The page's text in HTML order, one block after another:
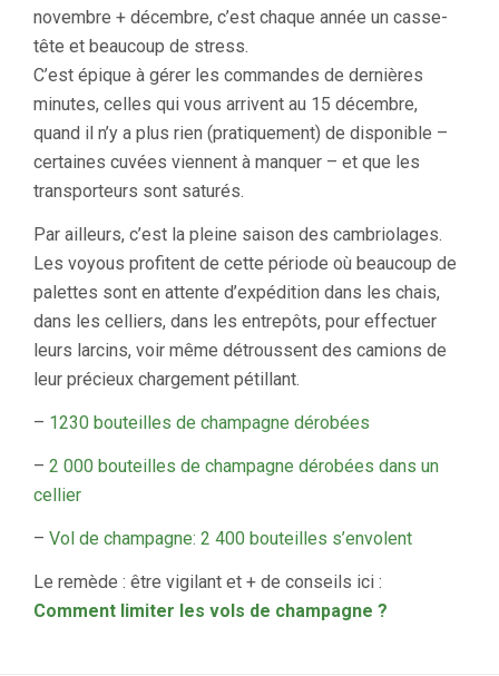
novembre + décembre, c’est chaque année un casse-
tête et beaucoup de stress.
C’est épique à gérer les commandes de dernières
minutes, celles qui vous arrivent au 15 décembre,
quand il n’y a plus rien (pratiquement) de disponible –
certaines cuvées viennent à manquer – et que les
transporteurs sont saturés.
Par ailleurs, c’est la pleine saison des cambriolages.
Les voyous profitent de cette période où beaucoup de
palettes sont en attente d’expédition dans les chais,
dans les celliers, dans les entrepôts, pour effectuer
leurs larcins, voir même détroussent des camions de
leur précieux chargement pétillant.
– 1230 bouteilles de champagne dérobées
– 2 000 bouteilles de champagne dérobées dans un
cellier
– Vol de champagne: 2 400 bouteilles s’envolent
Le remède : être vigilant et + de conseils ici :
Comment limiter les vols de champagne ?